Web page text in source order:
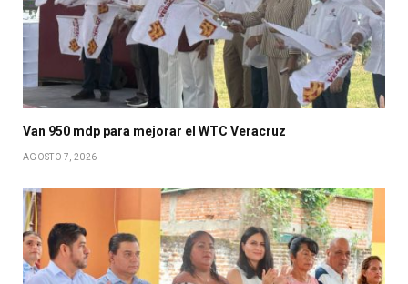
Van 950 mdp para mejorar el WTC Veracruz
AGOSTO 7, 2026